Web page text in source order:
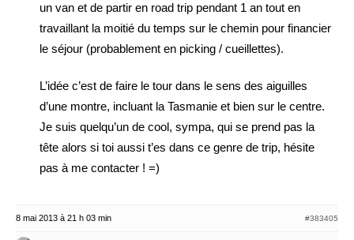
un van et de partir en road trip pendant 1 an tout en
travaillant la moitié du temps sur le chemin pour financier
le séjour (probablement en picking / cueillettes).
L’idée c’est de faire le tour dans le sens des aiguilles
d’une montre, incluant la Tasmanie et bien sur le centre.
Je suis quelqu’un de cool, sympa, qui se prend pas la
tête alors si toi aussi t’es dans ce genre de trip, hésite
pas à me contacter ! =)
8 mai 2013 à 21 h 03 min #383405